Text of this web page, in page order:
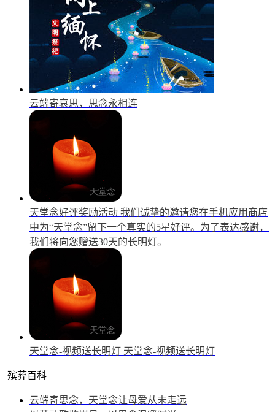
云端寄哀思，思念永相连
天堂念好评奖励活动 我们诚挚的邀请您在手机应用商店
中为“天堂念”留下一个真实的5星好评。为了表达感谢，
我们将向您赠送30天的长明灯。
天堂念-视频送长明灯 天堂念-视频送长明灯
殡葬百科
云端寄思念，天堂念让母爱从未走远